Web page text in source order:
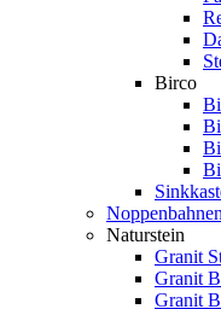
Birco
Noppenbahnen
Naturstein
Granit
Granit
Granit